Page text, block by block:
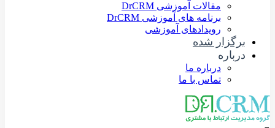
مقالات آموزشی DrCRM
برنامه های آموزشی DrCRM
رویدادهای آموزشی
برگزار شده
درباره
درباره ما
تماس با ما